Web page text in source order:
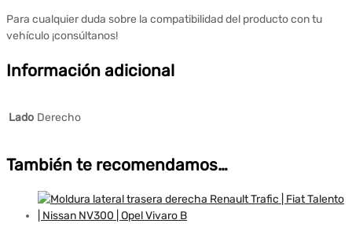
Para cualquier duda sobre la compatibilidad del producto con tu
vehículo ¡consúltanos!
Información adicional
Lado Derecho
También te recomendamos…